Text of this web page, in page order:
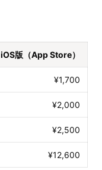
iOS版（App Store）
¥1,700
¥2,000
¥2,500
¥12,600